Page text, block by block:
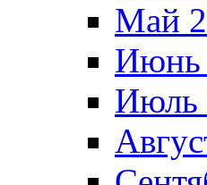
Май
Июнь
Июль